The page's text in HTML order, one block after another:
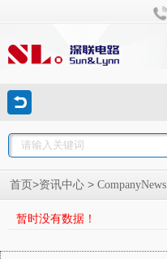
首页 >资讯中心 > CompanyNews
暂时没有数据！